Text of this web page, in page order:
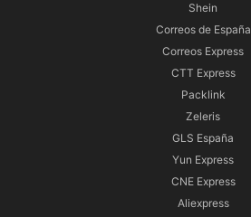
Shein
Correos de España
Correos Express
CTT Express
Packlink
Zeleris
GLS España
Yun Express
CNE Express
Aliexpress